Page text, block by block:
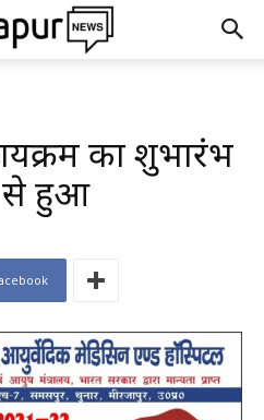
का शुभारंभ
से हुआ